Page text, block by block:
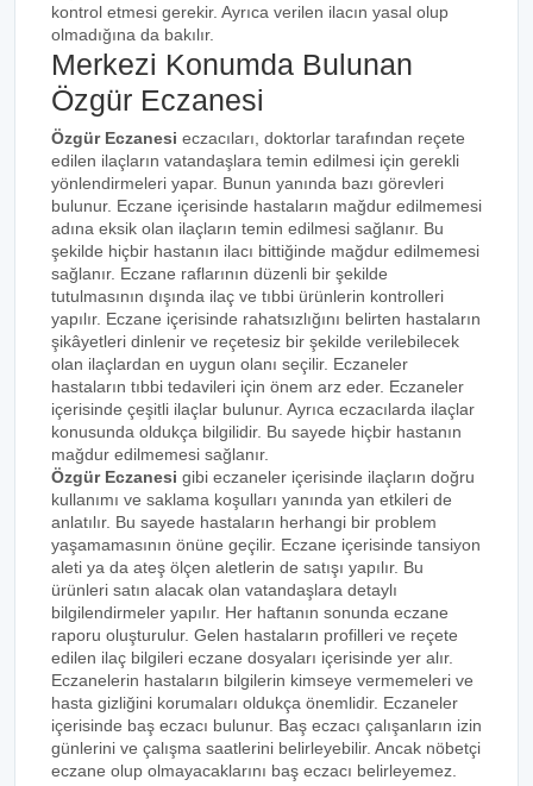
kontrol etmesi gerekir. Ayrıca verilen ilacın yasal olup
olmadığına da bakılır.
Merkezi Konumda Bulunan
Özgür Eczanesi
Özgür Eczanesi eczacıları, doktorlar tarafından reçete
edilen ilaçların vatandaşlara temin edilmesi için gerekli
yönlendirmeleri yapar. Bunun yanında bazı görevleri
bulunur. Eczane içerisinde hastaların mağdur edilmemesi
adına eksik olan ilaçların temin edilmesi sağlanır. Bu
şekilde hiçbir hastanın ilacı bittiğinde mağdur edilmemesi
sağlanır. Eczane raflarının düzenli bir şekilde
tutulmasının dışında ilaç ve tıbbi ürünlerin kontrolleri
yapılır. Eczane içerisinde rahatsızlığını belirten hastaların
şikâyetleri dinlenir ve reçetesiz bir şekilde verilebilecek
olan ilaçlardan en uygun olanı seçilir. Eczaneler
hastaların tıbbi tedavileri için önem arz eder. Eczaneler
içerisinde çeşitli ilaçlar bulunur. Ayrıca eczacılarda ilaçlar
konusunda oldukça bilgilidir. Bu sayede hiçbir hastanın
mağdur edilmemesi sağlanır.
Özgür Eczanesi gibi eczaneler içerisinde ilaçların doğru
kullanımı ve saklama koşulları yanında yan etkileri de
anlatılır. Bu sayede hastaların herhangi bir problem
yaşamamasının önüne geçilir. Eczane içerisinde tansiyon
aleti ya da ateş ölçen aletlerin de satışı yapılır. Bu
ürünleri satın alacak olan vatandaşlara detaylı
bilgilendirmeler yapılır. Her haftanın sonunda eczane
raporu oluşturulur. Gelen hastaların profilleri ve reçete
edilen ilaç bilgileri eczane dosyaları içerisinde yer alır.
Eczanelerin hastaların bilgilerin kimseye vermemeleri ve
hasta gizliğini korumaları oldukça önemlidir. Eczaneler
içerisinde baş eczacı bulunur. Baş eczacı çalışanların izin
günlerini ve çalışma saatlerini belirleyebilir. Ancak nöbetçi
eczane olup olmayacaklarını baş eczacı belirleyemez.